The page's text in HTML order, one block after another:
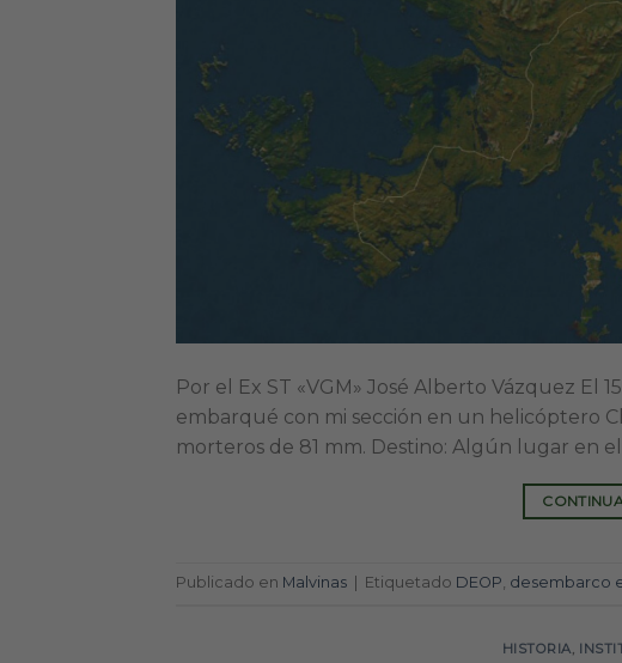
Por el Ex ST «VGM» José Alberto Vázquez El
embarqué con mi sección en un helicóptero
morteros de 81 mm. Destino: Algún lugar en
Publicado en Malvinas Etiquetado DEOP, desembarco
HISTORIA,